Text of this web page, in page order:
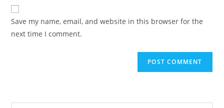
comment
website
URL
(optional)
Save my name, email, and website in this browser for the
next time I comment.